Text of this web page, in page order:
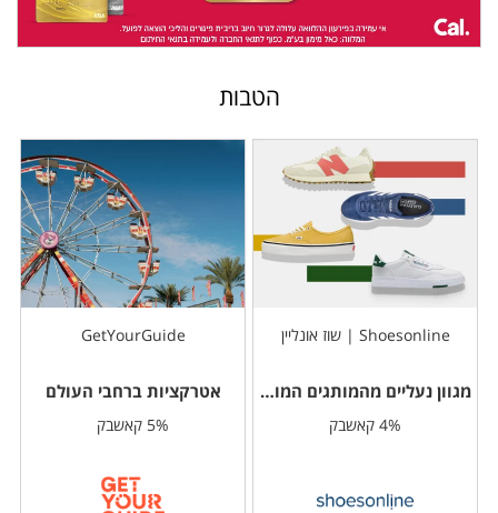
הטבות
Shoesonline | שוז אונליין
מגוון נעליים מהמותגים המובילים
4% קאשבק
GetYourGuide
אטרקציות ברחבי העולם
5% קאשבק